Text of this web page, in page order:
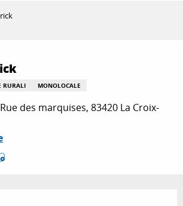
RURALI MONOLOCALE
des marquises, 83420 La Croix-
aux favoris